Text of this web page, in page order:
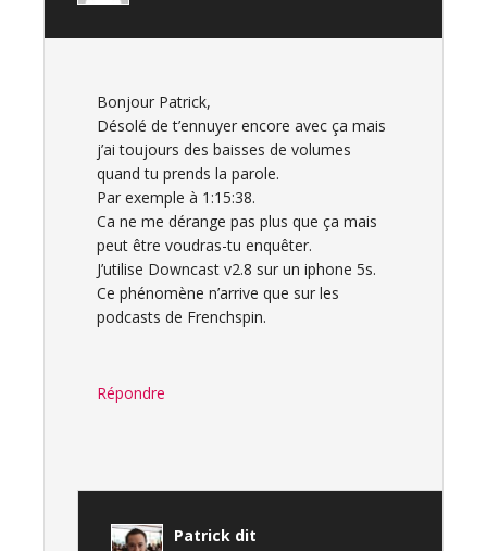
Bonjour Patrick,
Désolé de t’ennuyer encore avec ça mais
j’ai toujours des baisses de volumes
quand tu prends la parole.
Par exemple à 1:15:38.
Ca ne me dérange pas plus que ça mais
peut être voudras-tu enquêter.
J’utilise Downcast v2.8 sur un iphone 5s.
Ce phénomène n’arrive que sur les
podcasts de Frenchspin.
Répondre
Patrick dit